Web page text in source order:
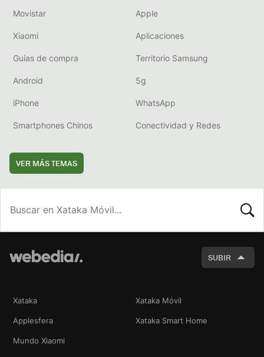
Movistar Apple
Xiaomi Aplicaciones
Guías de compra Territorio Samsung
Android 5g
iPhone WhatsApp
Smartphones Chinos Conectividad y Redes
VER MÁS TEMAS
SUBIR
Xataka Xataka Móvil
Applesfera Xataka Smart Home
Mundo Xiaomi